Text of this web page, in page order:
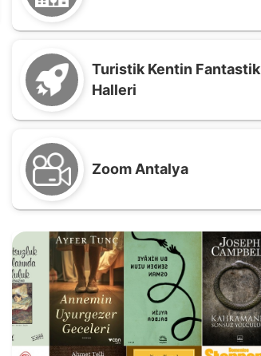
Turistik Kentin Fantastik
Halleri
Zoom Antalya
Antalya'da Haftanın En Çok Okunan
Kitapları